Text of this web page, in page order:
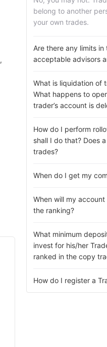
belong to another
your own trades.
Are there any limits in
acceptable advisors
What is liquidation of
What happens to
trader’s account is
How do I perform
shall I do that? Does
trades?
When do I get my
When will my
the ranking?
What minimum
invest for his/her
ranked in the copy
How do I register a